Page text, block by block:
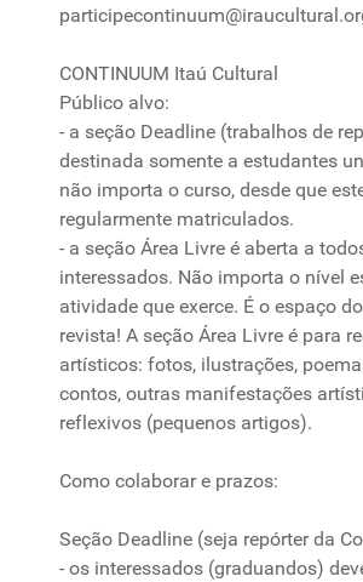
CONTINUUM Itaú Cultural
Público alvo:
- a seção Deadline (trabalhos de
destinada somente a estudantes
não importa o curso, desde que
regularmente matriculados.
- a seção Área Livre é aberta a
interessados. Não importa o nível
atividade que exerce. É o espaço
revista! A seção Área Livre é para
artísticos: fotos, ilustrações,
contos, outras manifestações
reflexivos (pequenos artigos).
Como colaborare prazos:
Seção Deadline (seja repórter da
- os interessados (graduandos)